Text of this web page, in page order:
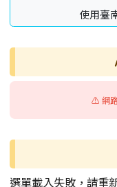
使用臺
⚠️ 網
選單載入失敗，請重